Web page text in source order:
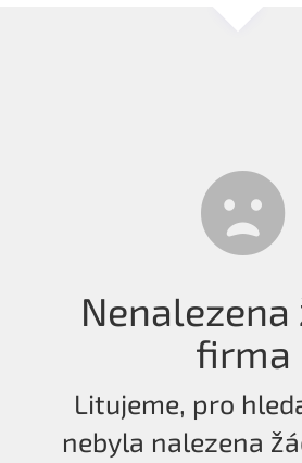
Nenalezena
firma
Litujeme, pro
nebyla nalezena